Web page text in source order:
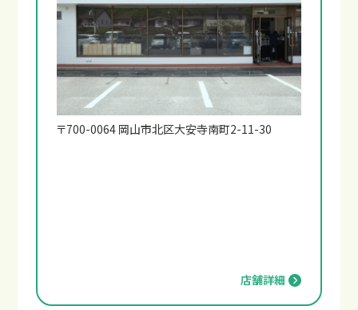
〒700-0064 岡山市北区大安寺南町2-11-30
店舗詳細